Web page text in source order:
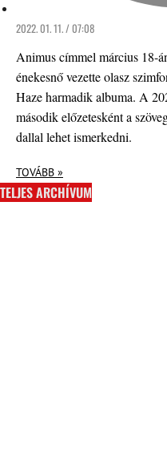
2022. 01. 11. / 07:08
Animus címmel március 18-
énekesnő vezette olasz
Haze harmadik albuma. A
második előzetesként a
dallal lehet ismerkedni.
TOVÁBB »
TELJES ARCHÍVUM